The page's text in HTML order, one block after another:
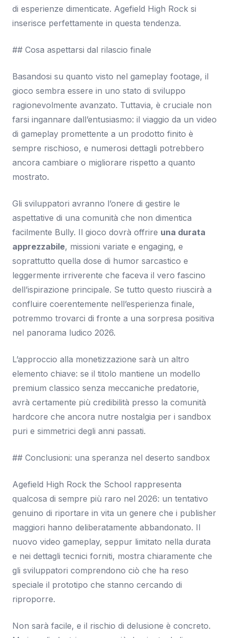
di esperienze dimenticate. Agefield High Rock si
inserisce perfettamente in questa tendenza.
## Cosa aspettarsi dal rilascio finale
Basandosi su quanto visto nel gameplay footage, il
gioco sembra essere in uno stato di sviluppo
ragionevolmente avanzato. Tuttavia, è cruciale non
farsi ingannare dall’entusiasmo: il viaggio da un video
di gameplay promettente a un prodotto finito è
sempre rischioso, e numerosi dettagli potrebbero
ancora cambiare o migliorare rispetto a quanto
mostrato.
Gli sviluppatori avranno l’onere di gestire le
aspettative di una comunità che non dimentica
facilmente Bully. Il gioco dovrà offrire una durata
apprezzabile, missioni variate e engaging, e
soprattutto quella dose di humor sarcastico e
leggermente irriverente che faceva il vero fascino
dell’ispirazione principale. Se tutto questo riuscirà a
confluire coerentemente nell’esperienza finale,
potremmo trovarci di fronte a una sorpresa positiva
nel panorama ludico 2026.
L’approccio alla monetizzazione sarà un altro
elemento chiave: se il titolo mantiene un modello
premium classico senza meccaniche predatorie,
avrà certamente più credibilità presso la comunità
hardcore che ancora nutre nostalgia per i sandbox
puri e simmetrici degli anni passati.
## Conclusioni: una speranza nel deserto sandbox
Agefield High Rock the School rappresenta
qualcosa di sempre più raro nel 2026: un tentativo
genuino di riportare in vita un genere che i publisher
maggiori hanno deliberatamente abbandonato. Il
nuovo video gameplay, seppur limitato nella durata
e nei dettagli tecnici forniti, mostra chiaramente che
gli sviluppatori comprendono ciò che ha reso
speciale il prototipo che stanno cercando di
riproporre.
Non sarà facile, e il rischio di delusione è concreto.